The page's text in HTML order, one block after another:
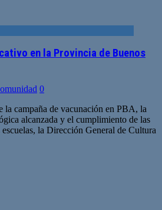
en la Provincia de Buenos
0
la campaña de vacunación en PBA, la
alcanzada y el cumplimiento de las
la Dirección General de Cultura